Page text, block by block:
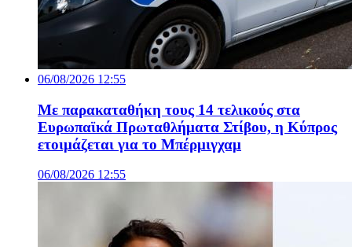
06/08/2026 12:55
Με παρακαταθήκη τους 14 τελικούς στα
Ευρωπαϊκά Πρωταθλήματα Στίβου, η Κύπρος
ετοιμάζεται για το Μπέρμιγχαμ
06/08/2026 12:55